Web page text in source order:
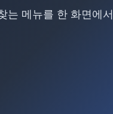
는 메뉴를 한 화면에서